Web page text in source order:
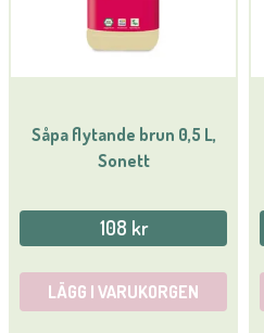
Såpa flytande brun 0,5 L,
Sonett
108 kr
LÄGG I VARUKORGEN